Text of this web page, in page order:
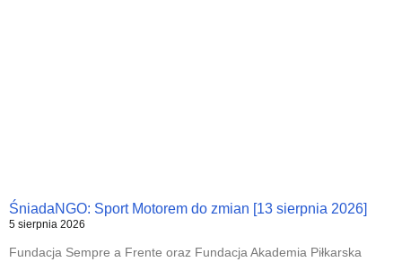
ŚniadaNGO: Sport Motorem do zmian [13 sierpnia 2026]
5 sierpnia 2026
Fundacja Sempre a Frente oraz Fundacja Akademia Piłkarska